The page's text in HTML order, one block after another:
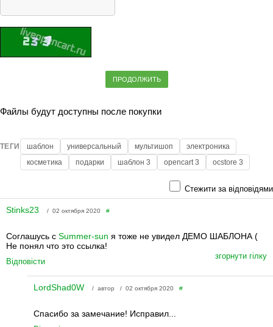
ПРОДОЛЖИТЬ
Файлы будут доступны после покупки
ТЕГИ шаблон универсальный мультишоп
электроника
косметика
подарки шаблон 3 opencart 3 ocstore 3
Стежити за відповідями
Stinks23 / 02 октября 2020 #
Соглашусь с Summer-sun я тоже не увидел ДЕМО ШАБЛОНА (
Не понял что это ссылка!
Відповісти
згорнути гілку
LordShad0W / автор / 02 октября 2020 #
Спасибо за замечание! Исправил...